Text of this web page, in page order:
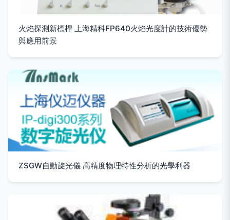
火焰探測新標桿 上海精科FP640火焰光度計的技術優勢
與應用前景
ZSGW自動旋光儀 高精度物理特性分析的光學利器